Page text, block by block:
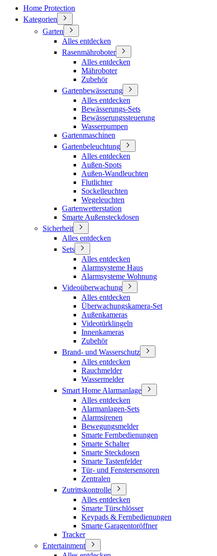
Home Protection
Kategorien
Garten
Alles entdecken
Rasenmähroboter
Alles entdecken
Mähroboter
Zubehör
Gartenbewässerung
Alles entdecken
Bewässerungs-Sets
Bewässerungssteuerung
Wasserpumpen
Gartenmaschinen
Gartenbeleuchtung
Alles entdecken
Außen-Spots
Außen-Wandleuchten
Flutlichter
Sockelleuchten
Wegeleuchten
Gartenwetterstation
Smarte Außensteckdosen
Sicherheit
Alles entdecken
Sets
Alles entdecken
Alarmsysteme Haus
Alarmsysteme Wohnung
Videoüberwachung
Alles entdecken
Überwachungskamera-Set
Außenkameras
Videotürklingeln
Innenkameras
Zubehör
Brand- und Wasserschutz
Alles entdecken
Rauchmelder
Wassermelder
Smart Home Alarmanlage
Alles entdecken
Alarmanlagen-Sets
Alarmsirenen
Bewegungsmelder
Smarte Fernbedienungen
Smarte Schalter
Smarte Steckdosen
Smarte Tastenfelder
Tür- und Fenstersensoren
Zentralen
Zutrittskontrolle
Alles entdecken
Smarte Türschlösser
Keypads & Fernbedienungen
Smarte Garagentoröffner
Tracker
Entertainment